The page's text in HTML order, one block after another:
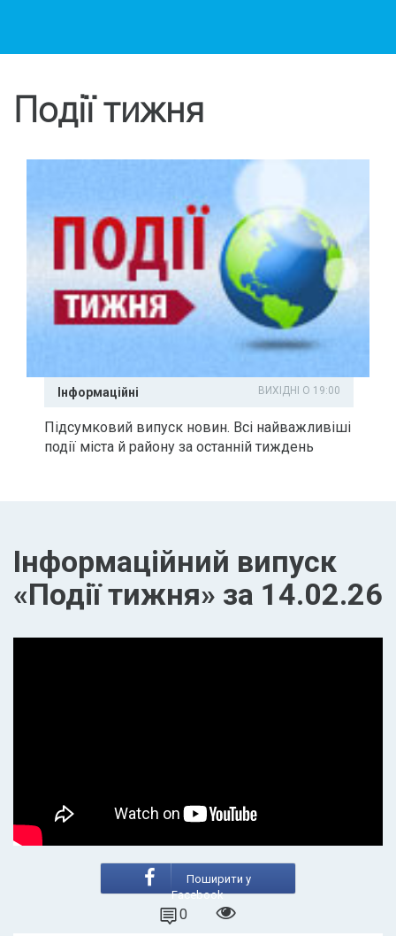
Події тижня
Інформаційні ВИХІДНІ О 19:00
Підсумковий випуск новин. Всі найважливіші
події міста й району за останній тиждень
Інформаційний випуск
«Події тижня» за 14.02.26
Поширити у
Facebook
0